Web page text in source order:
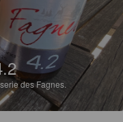
des Fagnes.